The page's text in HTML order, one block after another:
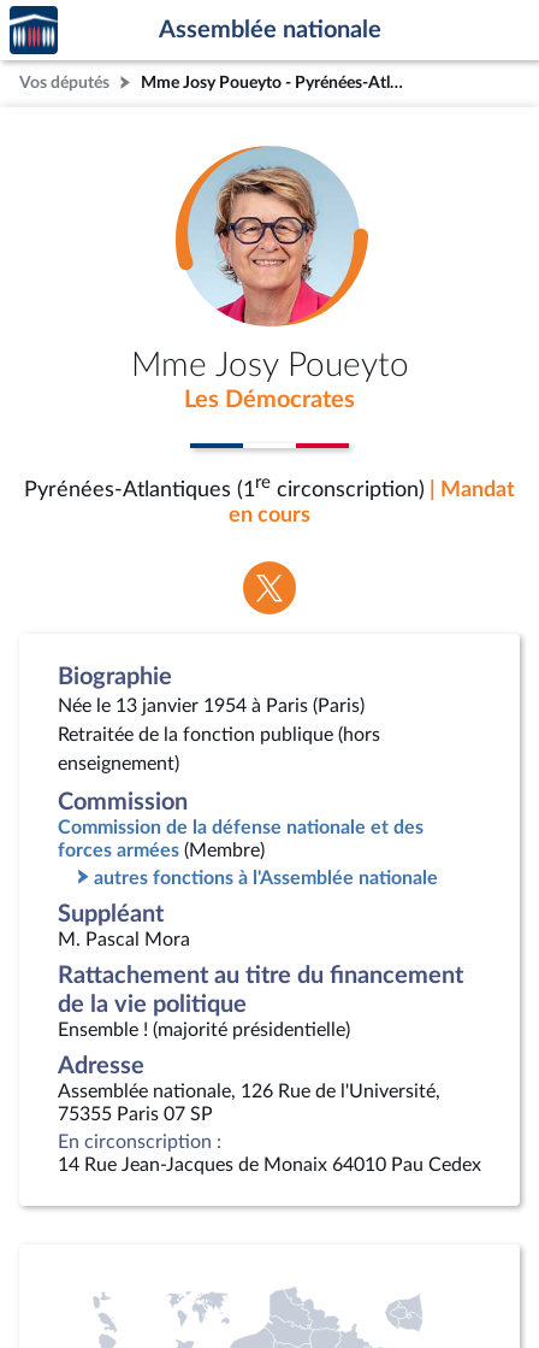
Aller au contenu
Aller en bas de la page
Accèder
à la
page
d'accueil
Assemblée nationale
Vos députés Mme Josy Poueyto - Pyrénées-Atlantiques (1re circonscription)
Mme Josy Poueyto
Les Démocrates
Pyrénées-Atlantiques (1re circonscription)
| Mandat
en cours
Voir
la
Biographie
Née le 13 janvier 1954 à Paris (Paris)
Retraitée de la fonction publique (hors
enseignement)
Commission
Commission de la défense nationale et des
forces armées (Membre)
autres fonctions à l'Assemblée nationale
Suppléant
M. Pascal Mora
Rattachement au titre du financement
de la vie politique
Ensemble ! (majorité présidentielle)
Adresse
Assemblée nationale, 126 Rue de l'Université,
75355 Paris 07 SP
En circonscription :
14 Rue Jean-Jacques de Monaix 64010 Pau Cedex